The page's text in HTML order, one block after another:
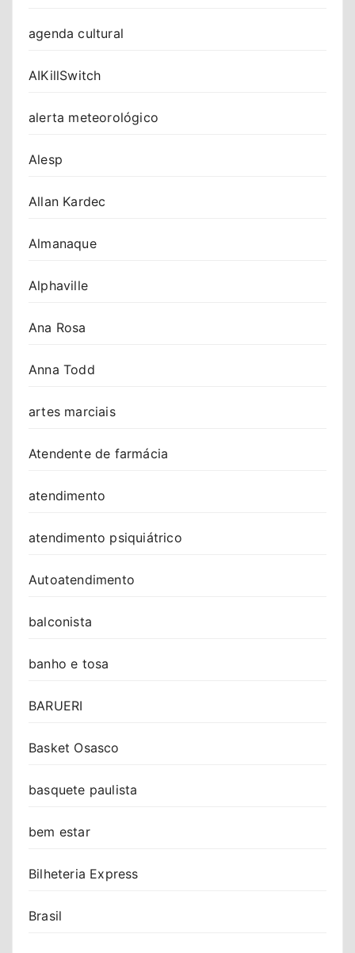
agenda cultural
AIKillSwitch
alerta meteorológico
Alesp
Allan Kardec
Almanaque
Alphaville
Ana Rosa
Anna Todd
artes marciais
Atendente de farmácia
atendimento
atendimento psiquiátrico
Autoatendimento
balconista
banho e tosa
BARUERI
Basket Osasco
basquete paulista
bem estar
Bilheteria Express
Brasil